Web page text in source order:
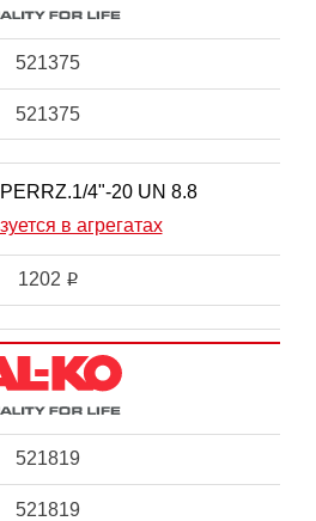
521375
521375
4"-20 UN 8.8
в агрегатах
1202 i
521819
521819